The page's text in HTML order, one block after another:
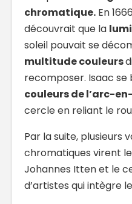
chromatique. En
découvrait que la
soleil pouvait se
multitude couleurs
recomposer. Isaac se
couleurs de l’arc-
cercle en reliant le
Par la suite, plusieurs
chromatiques virent
Johannes Itten et le
d’artistes qui intègre